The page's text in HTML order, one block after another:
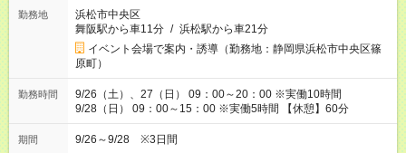
勤務地
浜松市中央区
舞阪駅から車11分 / 浜松駅から車21分
イベント会場で案内・誘導（勤務地：静岡県浜松市中央区篠
原町）
勤務時間
9/26（土）、27（日） 09：00～20：00 ※実働10時間
9/28（日） 09：00～15：00 ※実働5時間 【休憩】60分
期間 9/26～9/28 ※3日間